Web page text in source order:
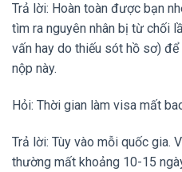
Trả lời: Hoàn toàn được bạn
tìm ra nguyên nhân bị từ chối
vấn hay do thiếu sót hồ sơ)
nộp này.
Hỏi: Thời gian làm visa mất
Trả lời: Tùy vào mỗi quốc gia.
thường mất khoảng 10-15